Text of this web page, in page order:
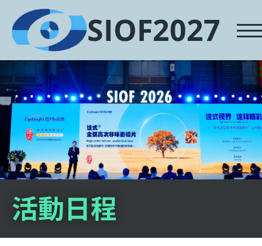
SIOF2027
活動日程